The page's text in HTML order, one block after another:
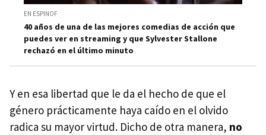
EN ESPINOF
40 años de una de las mejores comedias de acción que
puedes ver en streaming y que Sylvester Stallone
rechazó en el último minuto
Y en esa libertad que le da el hecho de que el
género prácticamente haya caído en el olvido
radica su mayor virtud. Dicho de otra manera, no